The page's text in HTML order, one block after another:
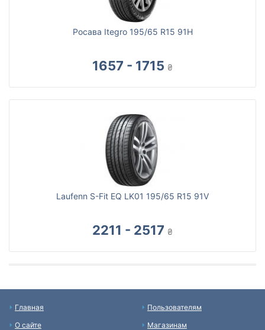
Росава Itegro 195/65 R15 91H
1657 - 1715 ₴
Laufenn S-Fit EQ LK01 195/65 R15 91V
2211 - 2517 ₴
Главная
О сайте
Пользователям
Магазинам